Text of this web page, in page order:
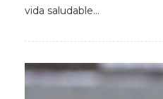
vida saludable…